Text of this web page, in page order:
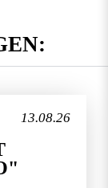
13.08.26